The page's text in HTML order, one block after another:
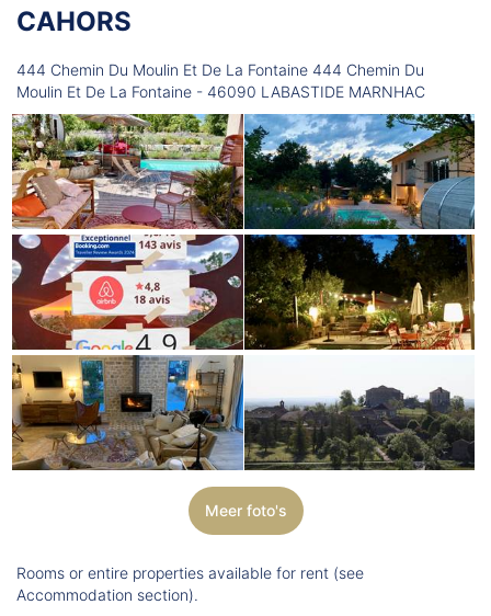
CAHORS
444 Chemin Du Moulin Et De La Fontaine 444 Chemin Du
Moulin Et De La Fontaine - 46090 LABASTIDE MARNHAC
Meer foto's
Rooms or entire properties available for rent (see
Accommodation section).